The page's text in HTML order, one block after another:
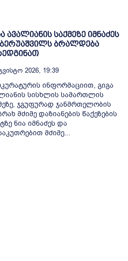
ავალიანის საქმეზე იმნაძეს
ბრალდება
2026, 19:39
ინფორმაციით, გიგა
სისხლის სამართლის
ჯგუფურად ჯანმრთელობის
მძიმე დაზიანების წაქეზების
ნია იმნაძეს და
მძიმე...